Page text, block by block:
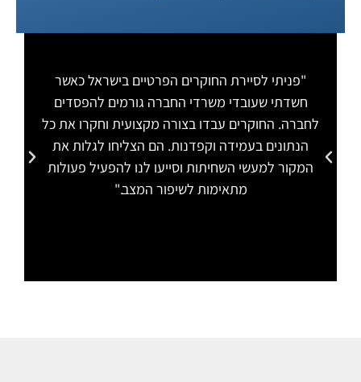
"פניתי לסיירת החוקרים הפרטיים בישראל כאשר
חשדתי שעובדי משרדי החברה גורמים להפסדים
לחברה. החוקרים עבדו בצורה מקצועית וחקרו את כל
הנתונים בעמידה וקפדנות. הם הצליחו לגלות את
המקור למעשי השחיתות וסייעו לנו להפעיל פעולות
מתאימות לשיפור המצב."